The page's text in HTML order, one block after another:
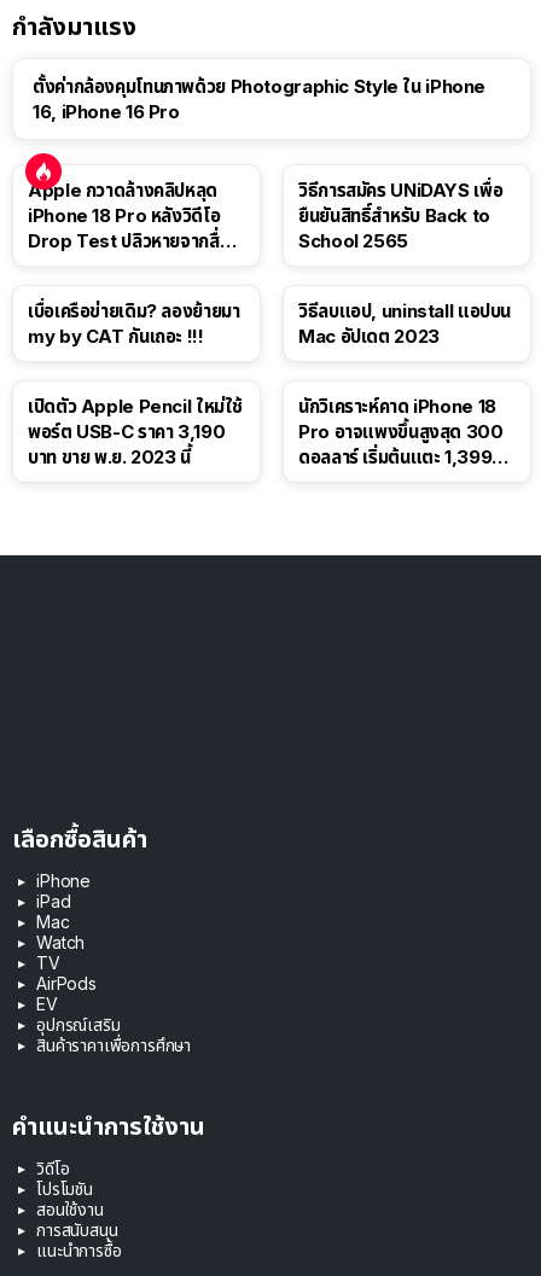
กำลังมาแรง
ตั้งค่ากล้องคุมโทนภาพด้วย Photographic Style ใน iPhone
16, iPhone 16 Pro
Apple กวาดล้างคลิปหลุด
iPhone 18 Pro หลังวิดีโอ
Drop Test ปลิวหายจากสื่อ
วิธีการสมัคร UNiDAYS เพื่อ
ยืนยันสิทธิ์สำหรับ Back to
School 2565
เบื่อเครือข่ายเดิม? ลองย้ายมา
my by CAT กันเถอะ !!!
วิธีลบแอป, uninstall แอปบน
Mac อัปเดต 2023
เปิดตัว Apple Pencil ใหม่ใช้
พอร์ต USB-C ราคา 3,190
บาท ขาย พ.ย. 2023 นี้
นักวิเคราะห์คาด iPhone 18
Pro อาจแพงขึ้นสูงสุด 300
ดอลลาร์ เริ่มต้นแตะ 1,399
เลือกซื้อสินค้า
iPhone
iPad
Mac
Watch
TV
AirPods
EV
อุปกรณ์เสริม
สินค้าราคาเพื่อการศึกษา
คำแนะนำการใช้งาน
วิดีโอ
โปรโมชัน
สอนใช้งาน
การสนับสนุน
แนะนำการซื้อ